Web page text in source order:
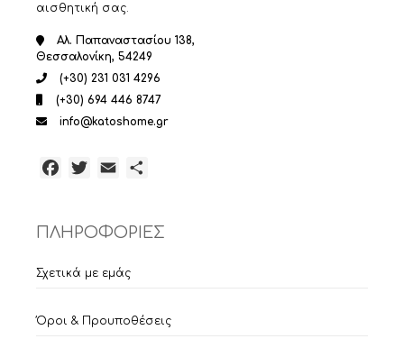
αισθητική σας.
Αλ. Παπαναστασίου 138,
Θεσσαλονίκη, 54249
(+30) 231 031 4296
(+30) 694 446 8747
info@katoshome.gr
Facebook
TwitterEmail
ΠΛΗΡΟΦΟΡΙΕΣ
Σχετικά με εμάς
Όροι & Προυποθέσεις